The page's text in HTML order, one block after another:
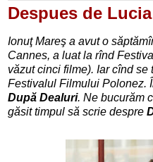
Despues de Lucia
Ionuţ Mareş a avut o
Cannes, a luat la rînd
văzut cinci filme). Iar cînd
Festivalul Filmului Polonez.
După Dealuri. Ne bucurăm
găsit timpul să scrie despre